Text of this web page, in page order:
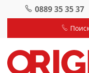
0889 35 35 37